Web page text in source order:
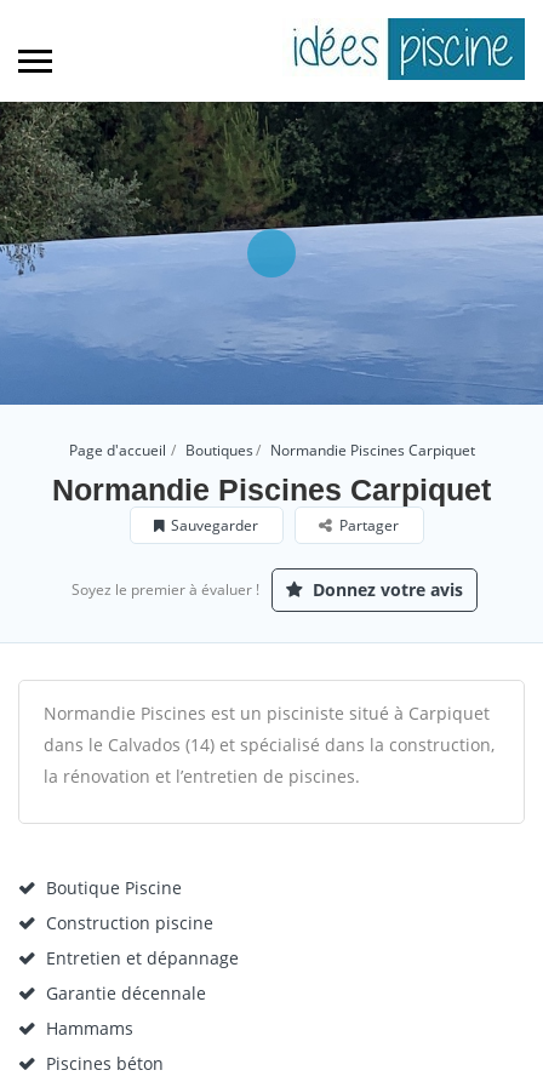
Page d'accueil Boutiques Normandie Piscines Carpiquet
Normandie Piscines Carpiquet
Sauvegarder Partager
Soyez le premier à évaluer ! Donnez votre avis
Normandie Piscines est un pisciniste situé à Carpiquet
dans le Calvados (14) et spécialisé dans la construction,
la rénovation et l’entretien de piscines.
Boutique Piscine
Construction piscine
Entretien et dépannage
Garantie décennale
Hammams
Piscines béton